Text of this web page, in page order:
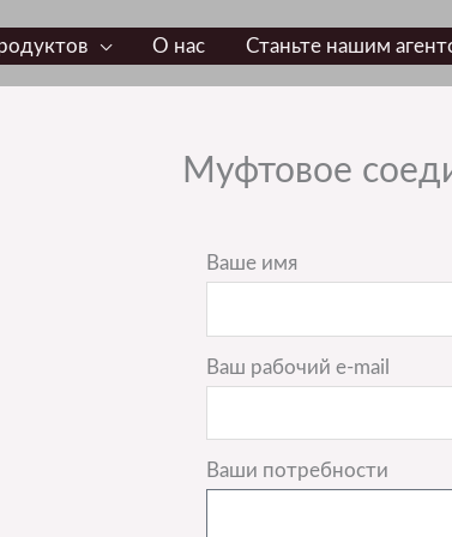
О нас Станьте нашим
Муфтовое
Ваше имя
Ваш рабочий e-mail
Ваши потребности